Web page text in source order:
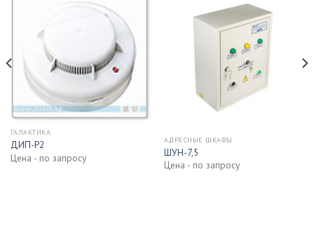
ГАЛАКТИКА
ДИП-Р2
Цена - по запросу
АДРЕСНЫЕ ШКАФЫ
ШУН-7,5
Цена - по запросу